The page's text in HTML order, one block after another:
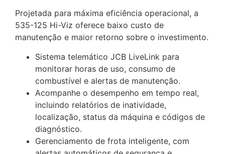
Projetada para máxima eficiência operacional, a
535-125 Hi-Viz oferece baixo custo de
manutenção e maior retorno sobre o investimento.
Sistema telemático JCB LiveLink para
monitorar horas de uso, consumo de
combustível e alertas de manutenção.
Acompanhe o desempenho em tempo real,
incluindo relatórios de inatividade,
localização, status da máquina e códigos de
diagnóstico.
Gerenciamento de frota inteligente, com